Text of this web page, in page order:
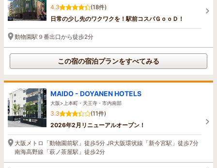
4.3
(18件)
日常の少し先のワクワクを！駅前コスパＧｏｏＤ！
動物園駅９番出口から徒歩2分
この宿の宿泊プランをすべてみる
MAIDO - DOYANEN HOTELS
大阪>上本町・天王寺・市内南部
3.3
(11件)
2026年2月リニューアルオープン！
大阪メトロ「動物園前駅」徒歩5分 JR大阪環状線「新今宮駅」徒歩7分
南海高野線「萩ノ茶屋駅」徒歩2分